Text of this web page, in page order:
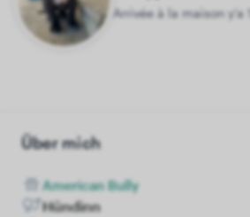
Arrivée à la maison y'a
Über mich
American Bully
Hündinn